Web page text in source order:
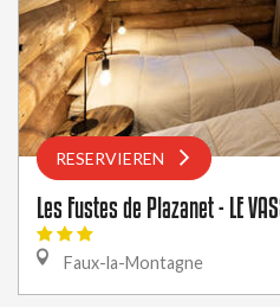
RESERVIEREN
Les Fustes de Plazanet - LE
Faux-la-Montagne